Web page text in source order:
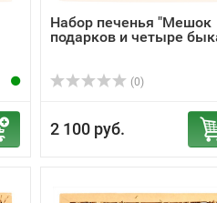
Набор печенья "Мешок
подарков и четыре
(0)
2 100 руб.